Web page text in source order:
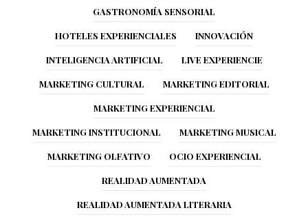
GASTRONOMÍA SENSORIAL
HOTELES EXPERIENCIALES INNOVACIÓN
INTELIGENCIA ARTIFICIAL LIVE EXPERIENCIE
MARKETING CULTURAL MARKETING EDITORIAL
MARKETING EXPERIENCIAL
MARKETING INSTITUCIONAL MARKETING MUSICAL
MARKETING OLFATIVO OCIO EXPERIENCIAL
REALIDAD AUMENTADA
REALIDAD AUMENTADA LITERARIA